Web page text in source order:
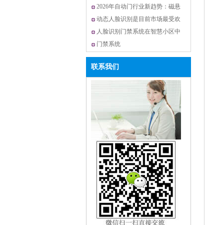
2026年自动门行业新趋势：磁悬
浮技术与智能化升级引领未来
动态人脸识别是目前市场最受欢
迎的门禁系统
人脸识别门禁系统在智慧小区中
的应用
门禁系统
联系我们